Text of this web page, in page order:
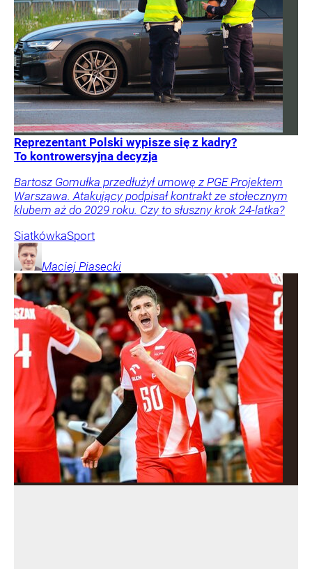
Reprezentant Polski wypisze się z kadry?
To kontrowersyjna decyzja
Bartosz Gomułka przedłużył umowę z PGE Projektem
Warszawa. Atakujący podpisał kontrakt ze stołecznym
klubem aż do 2029 roku. Czy to słuszny krok 24-latka?
SiatkówkaSport
Maciej Piasecki